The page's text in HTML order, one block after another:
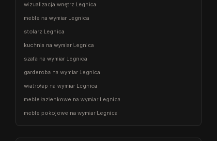
wizualizacja wnętrz Legnica
meble na wymiar Legnica
stolarz Legnica
kuchnia na wymiar Legnica
szafa na wymiar Legnica
garderoba na wymiar Legnica
wiatrołap na wymiar Legnica
meble łazienkowe na wymiar Legnica
meble pokojowe na wymiar Legnica